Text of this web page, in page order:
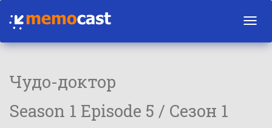
Чудо-доктор
Season 1 Episode 5 / Сезон 1